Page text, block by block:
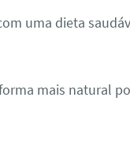
uma dieta
mais natural